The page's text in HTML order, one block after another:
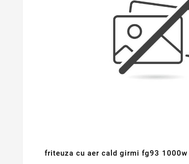
friteuza cu aer cald girmi fg93 1000w